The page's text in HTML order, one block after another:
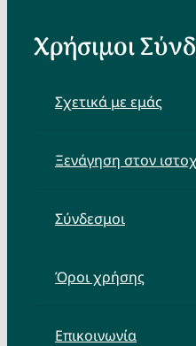
Χρήσιμοι
Σχετικά με εμάς
Ξενάγηση στον
Σύνδεσμοι
Όροι χρήσης
Επικοινωνία